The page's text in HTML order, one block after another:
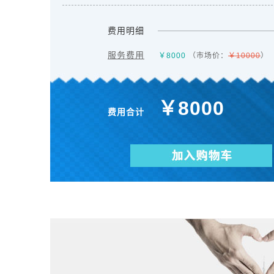
费用明细
服务费用 ￥ 8000 （市场价： ￥10000）
费用合计 ￥8000